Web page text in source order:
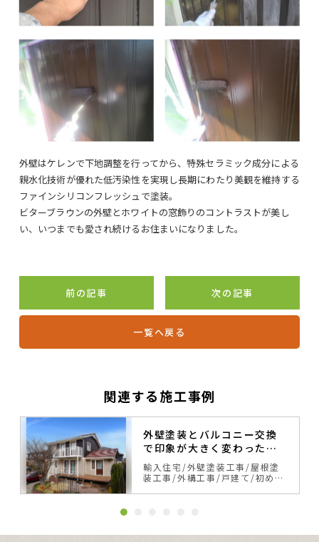
外壁はケレンで下地調整を行ってから、特殊セラミック成分による
親水化技術が優れた低汚染性を実現し長期にわたり美観を維持する
ファインシリコンフレッシュで塗装。
ビターブラウンの外壁とホワイトの窓飾りのコントラストが美し
い、いつまでも愛され続けるお住まいになりました。
前の記事 次の記事
一覧へ戻る
関連する施工事例
外壁塗装とバルコニー交換
で印象が大きく変わったス
ウェーデンハウス
輸入住宅 外壁塗装工事
屋根塗
装工事 外構工事 戸建て 初めて